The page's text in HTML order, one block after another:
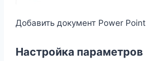
Добавить документ Power Point
Настройка параметров